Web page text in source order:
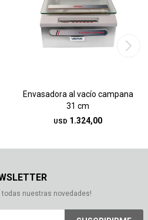
Envasadora al vacío campana
31 cm
USD 1.324,00
todas nuestras novedades!